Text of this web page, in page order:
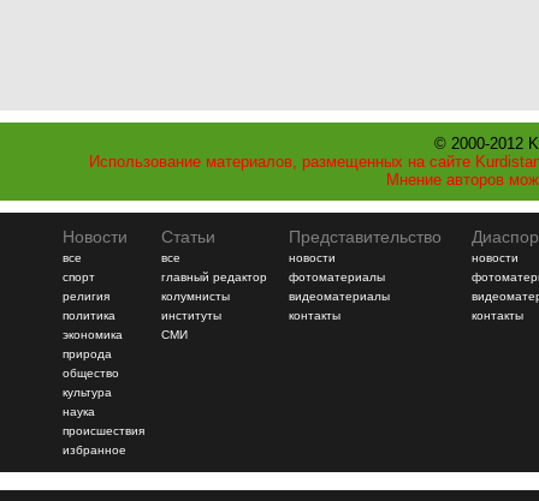
© 2000-2012
Использование материалов, размещенных на сайте
Мнение авторов
Новости
все
спорт
религия
политика
экономика
природа
общество
культура
наука
происшествия
избранное
Статьи
все
главный редактор
колумнисты
институты
СМИ
Представительство
новости
фотоматериалы
видеоматериалы
контакты
новости
контакты